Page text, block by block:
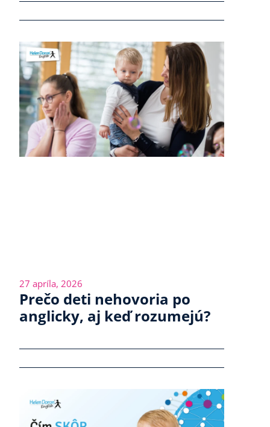
27 apríla, 2026
Prečo deti nehovoria po
anglicky, aj keď rozumejú?